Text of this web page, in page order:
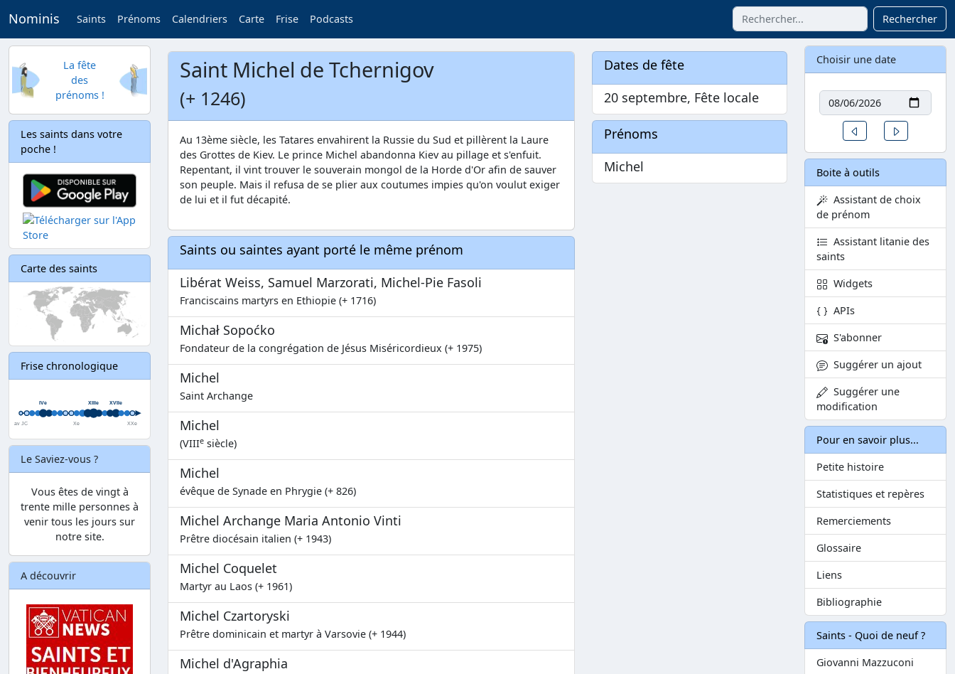
Nominis Saints Prénoms Calendriers Carte Frise Podcasts Rechercher
La fête
des
prénoms !
Les saints dans votre
poche !
Carte des saints
Frise chronologique
Le Saviez-vous ?
Vous êtes de vingt à
trente mille personnes à
venir tous les jours sur
notre site.
A découvrir
Saint Michel de Tchernigov
(+ 1246)
Au 13ème siècle, les Tatares envahirent la Russie du Sud et pillèrent la Laure
des Grottes de Kiev. Le prince Michel abandonna Kiev au pillage et s'enfuit.
Repentant, il vint trouver le souverain mongol de la Horde d'Or afin de sauver
son peuple. Mais il refusa de se plier aux coutumes impies qu'on voulut exiger
de lui et il fut décapité.
Saints ou saintes ayant porté le même prénom
Libérat Weiss, Samuel Marzorati, Michel-Pie Fasoli
Franciscains martyrs en Ethiopie (+ 1716)
Michał Sopoćko
Fondateur de la congrégation de Jésus Miséricordieux (+ 1975)
Michel
Saint Archange
Michel
(VIIIe siècle)
Michel
évêque de Synade en Phrygie (+ 826)
Michel Archange Maria Antonio Vinti
Prêtre diocésain italien (+ 1943)
Michel Coquelet
Martyr au Laos (+ 1961)
Michel Czartoryski
Prêtre dominicain et martyr à Varsovie (+ 1944)
Michel d'Agraphia
Dates de fête
20 septembre, Fête locale
Prénoms
Michel
Choisir une date
Date
Un jour avant
Boite à outils
Assistant de choix
de prénom
Assistant litanie des
saints
Widgets
APIs
S'abonner
Suggérer un ajout
Suggérer une
modification
Pour en savoir plus...
Petite histoire
Statistiques et repères
Remerciements
Glossaire
Liens
Bibliographie
Saints - Quoi de neuf ?
Giovanni Mazzuconi